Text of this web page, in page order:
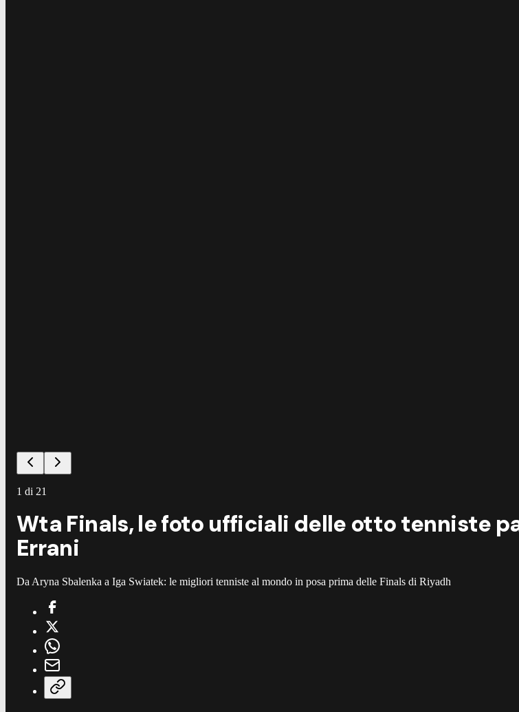
1 di 21
Wta Finals, le foto ufficiali delle otto tenniste
Errani
Da Aryna Sbalenka a Iga Swiatek: le migliori tenniste al mondo in posa prima delle Finals di Riyadh